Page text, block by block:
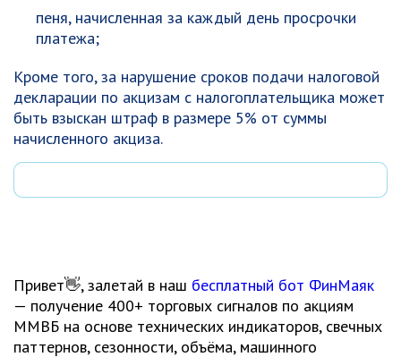
пеня, начисленная за каждый день просрочки
платежа;
Кроме того, за нарушение сроков подачи налоговой
декларации по акцизам с налогоплательщика может
быть взыскан штраф в размере 5% от суммы
начисленного акциза.
Привет👋, залетай в наш бесплатный бот ФинМаяк
— получение 400+ торговых сигналов по акциям
ММВБ на основе технических индикаторов, свечных
паттернов, сезонности, объёма, машинного